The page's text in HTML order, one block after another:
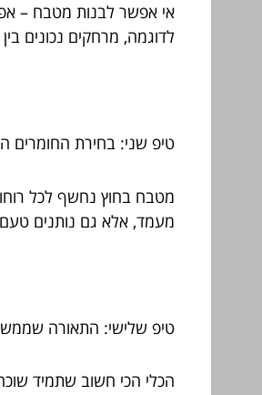
אי אפשר לבנות מטבח –
לדוגמה, מרחקים נכונים
טיפ שני: בחירת החומרים
מטבח בחוץ נחשף לכל
מעמד, אלא גם נותנים טעם
טיפ שלישי: התאורה
הכלי הכי חשוב שתמיד